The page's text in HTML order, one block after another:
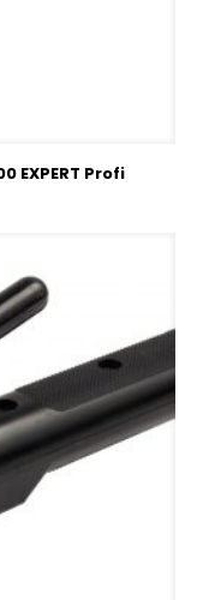
EXPERT Profi